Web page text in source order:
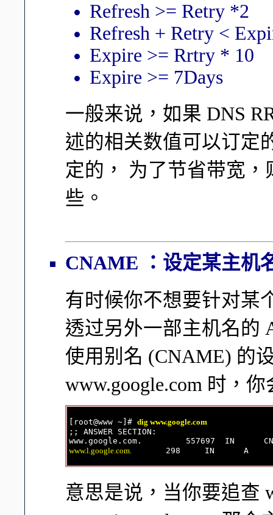
Refresh >= Retry *2
Refresh + Retry <
Expire >= Rrtry * 10
Expire >= 7Days
一般来说，如果 DNS
述的相关数值可以订定
定的， 为了节省带宽，
些。
CNAME ：设定某主机
有时候你不想要针对某
透过另外一部主机名的
使用别名 (CNAME) 的
www.google.com 时，
[root@www ~]# dig www.google.com
;; ANSWER SECTION:
www.google.com.         557697  IN
www.l.google.com.
意思是说，当你要追查